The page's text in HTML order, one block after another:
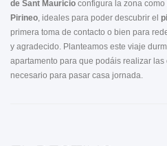
de Sant Mauricio configura la zona como
Pirineo, ideales para poder descubrir el
primera toma de contacto o bien para
y agradecido. Planteamos este viaje
apartamento para que podáis realizar
necesario para pasar casa jornada.